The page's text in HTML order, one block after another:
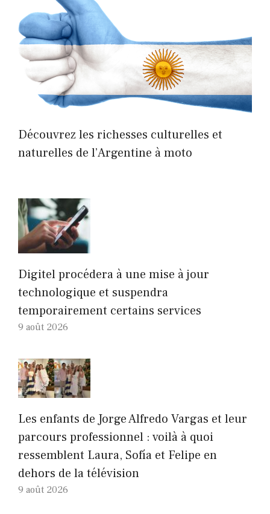
Découvrez les richesses culturelles et
naturelles de l’Argentine à moto
Digitel procédera à une mise à jour
technologique et suspendra
temporairement certains services
9 août 2026
Les enfants de Jorge Alfredo Vargas et leur
parcours professionnel : voilà à quoi
ressemblent Laura, Sofía et Felipe en
dehors de la télévision
9 août 2026